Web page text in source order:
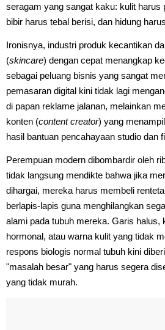
seragam yang sangat kaku: kulit harus
bibir harus tebal berisi, dan hidung
Ironisnya, industri produk kecantikan
(skincare) dengan cepat menangkap
sebagai peluang bisnis yang sangat
pemasaran digital kini tidak lagi
di papan reklame jalanan, melainkan
konten (content creator) yang
hasil bantuan pencahayaan studio dan
Perempuan modern dibombardir oleh
tidak langsung mendikte bahwa jika
dihargai, mereka harus membeli
berlapis-lapis guna menghilangkan
alami pada tubuh mereka. Garis halus,
hormonal, atau warna kulit yang tidak
respons biologis normal tubuh kini
"masalah besar" yang harus segera
yang tidak murah.